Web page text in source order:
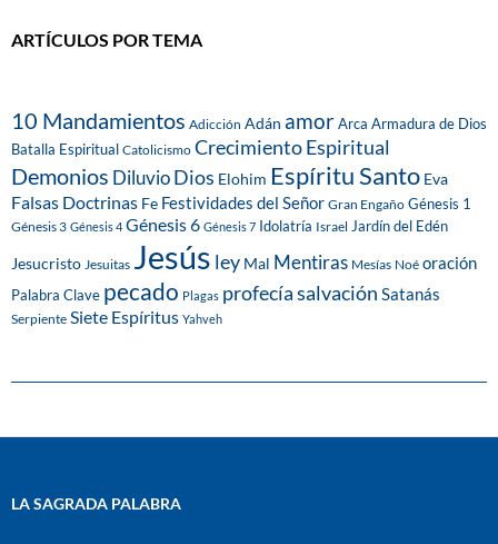
ARTÍCULOS POR TEMA
10 Mandamientos Adicción Adán amorArca Armadura de Dios
Batalla Espiritual Catolicismo Crecimiento Espiritual
Demonios DiluvioDios Elohim Espíritu Santo Eva
Falsas Doctrinas Fe Festividades del Señor Gran Engaño Génesis 1
Génesis 3 Génesis 4 Génesis 6 Génesis 7 Idolatría Israel Jardín del Edén
Jesucristo Jesuitas Jesús ley Mal Mentiras Mesías Noé oración
Palabra Clave pecado Plagas profecíasalvación Satanás
Serpiente Siete Espíritus Yahveh
LA SAGRADA PALABRA